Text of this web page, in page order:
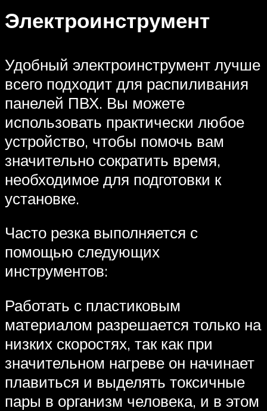
Электроинструмент
Удобный электроинструмент лучше
всего подходит для распиливания
панелей ПВХ. Вы можете
использовать практически любое
устройство, чтобы помочь вам
значительно сократить время,
необходимое для подготовки к
установке.
Часто резка выполняется с
помощью следующих
инструментов:
Работать с пластиковым
материалом разрешается только на
низких скоростях, так как при
значительном нагреве он начинает
плавиться и выделять токсичные
пары в организм человека, и в этом